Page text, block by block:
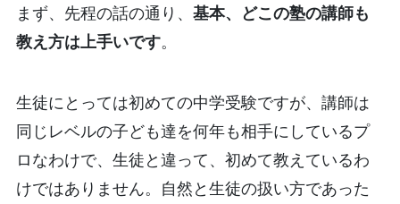
まず、先程の話の通り、 基本、どこの塾の講師も
教え方は上手いです。
生徒にとっては初めての中学受験ですが、講師は
同じレベルの子ども達を何年も相手にしているプ
ロなわけで、生徒と違って、初めて教えているわ
けではありません。自然と生徒の扱い方であった